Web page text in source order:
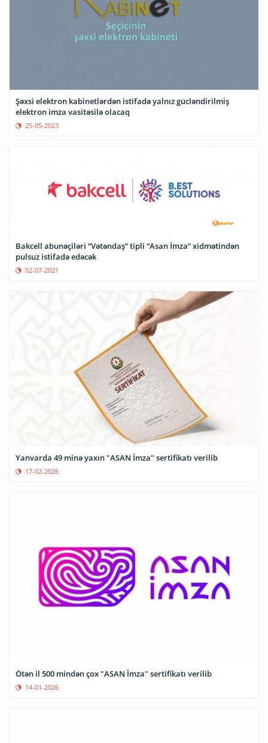
Şəxsi elektron kabinetlərdən istifadə yalnız gücləndirilmiş
elektron imza vasitəsilə olacaq
25-05-2023
Bakcell abunəçiləri “Vətəndaş” tipli “Asan İmza” xidmətindən
pulsuz istifadə edəcək
02-07-2021
Yanvarda 49 minə yaxın "ASAN İmza" sertifikatı verilib
17-02-2026
Ötən il 500 mindən çox "ASAN İmza" sertifikatı verilib
14-01-2026